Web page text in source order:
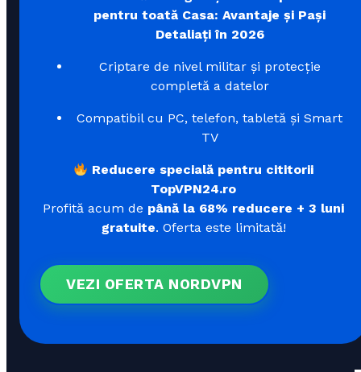
pentru toată Casa: Avantaje și Pași
Detaliați în 2026
Criptare de nivel militar și protecție
completă a datelor
Compatibil cu PC, telefon, tabletă și Smart
TV
Reducere specială pentru cititorii
TopVPN24.ro
Profită acum de până la 68% reducere + 3 luni
gratuite. Oferta este limitată!
VEZI OFERTA NORDVPN